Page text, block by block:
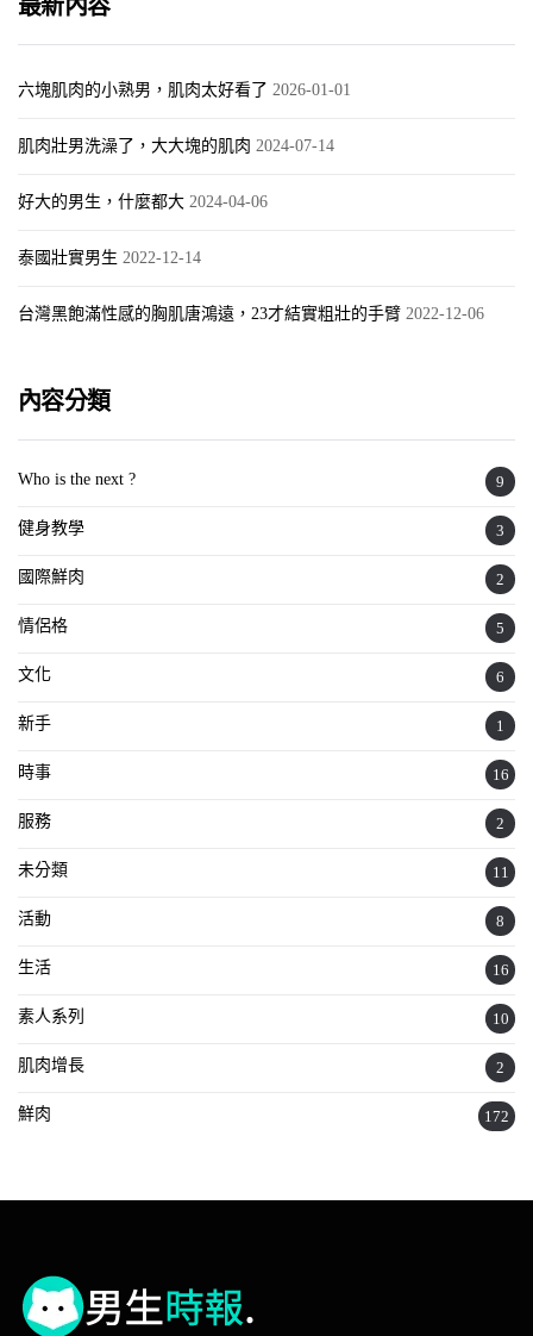
最新內容
六塊肌肉的小熟男，肌肉太好看了 2026-01-01
肌肉壯男洗澡了，大大塊的肌肉 2024-07-14
好大的男生，什麼都大 2024-04-06
泰國壯實男生 2022-12-14
台灣黑飽滿性感的胸肌唐鴻遠，23才結實粗壯的手臂 2022-12-06
內容分類
Who is the next ? 9
健身教學 3
國際鮮肉 2
情侶格 5
文化 6
新手 1
時事 16
服務 2
未分類 11
活動 8
生活 16
素人系列 10
肌肉增長 2
鮮肉 172